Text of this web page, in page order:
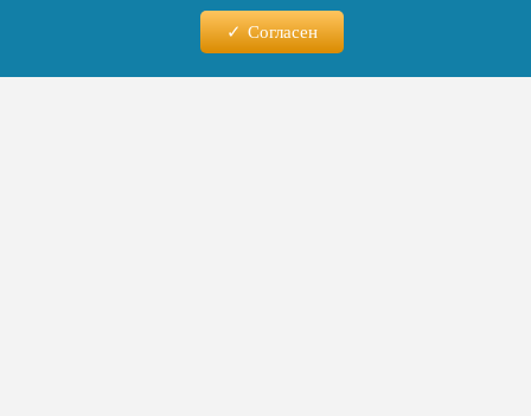
Согласен